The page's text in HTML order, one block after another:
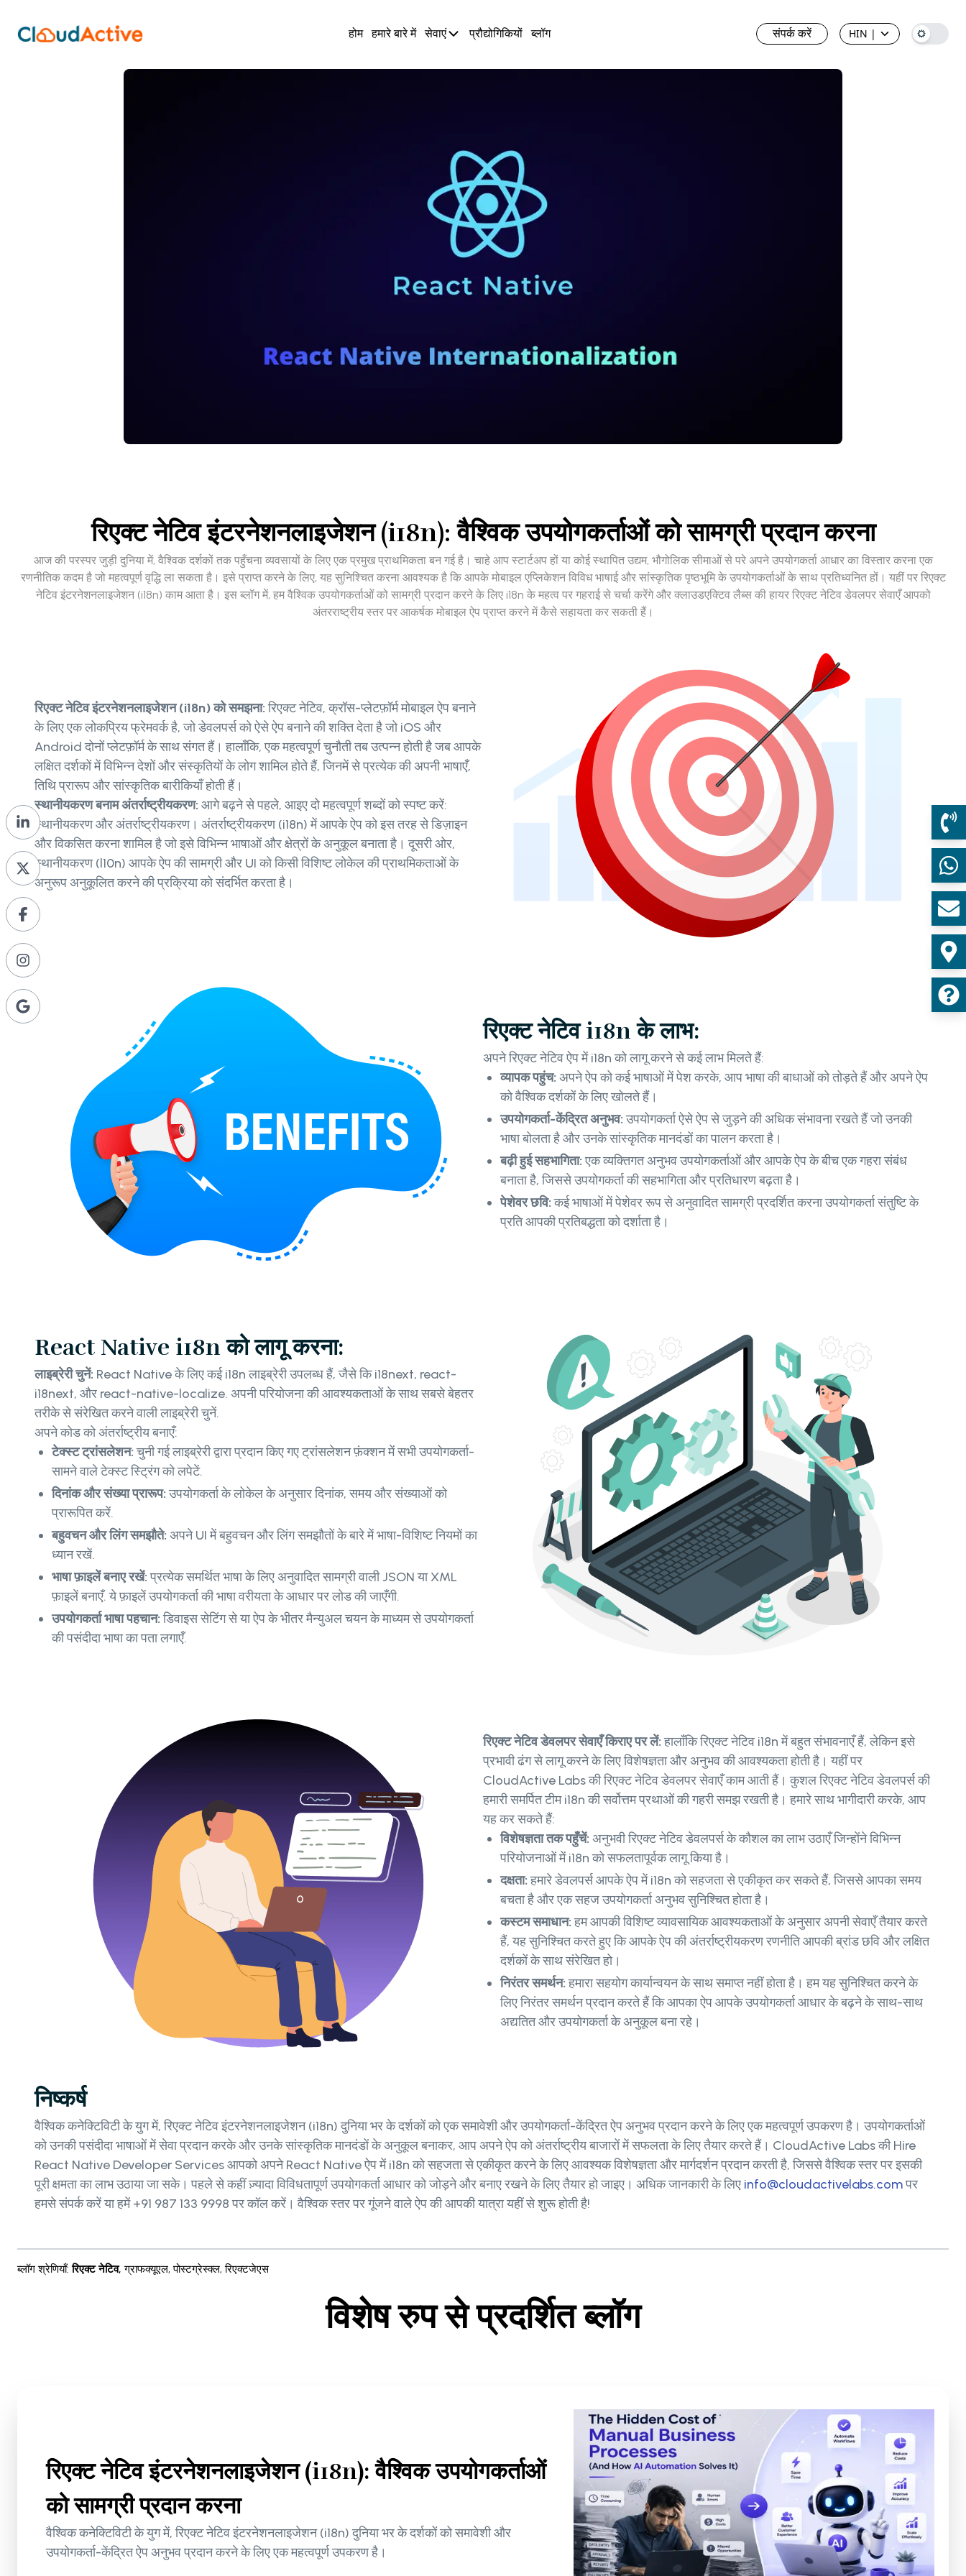
होम हमारे बारे में सेवाएं प्रौद्योगिकियों ब्लॉग संपर्क करें HIN |
रिएक्ट नेटिव इंटरनेशनलाइजेशन (i18n): वैश्विक उपयोगकर्ताओं को सामग्री प्रदान करना
आज की परस्पर जुड़ी दुनिया में, वैश्विक दर्शकों तक पहुँचना व्यवसायों के लिए एक प्रमुख प्राथमिकता बन गई है। चाहे आप स्टार्टअप हों या कोई स्थापित उद्यम, भौगोलिक सीमाओं से परे अपने उपयोगकर्ता आधार का विस्तार करना एक
रणनीतिक कदम है जो महत्वपूर्ण वृद्धि ला सकता है। इसे प्राप्त करने के लिए, यह सुनिश्चित करना आवश्यक है कि आपके मोबाइल एप्लिकेशन विविध भाषाई और सांस्कृतिक पृष्ठभूमि के उपयोगकर्ताओं के साथ प्रतिध्वनित हों। यहीं पर रिएक्ट
नेटिव इंटरनेशनलाइजेशन (i18n) काम आता है। इस ब्लॉग में, हम वैश्विक उपयोगकर्ताओं को सामग्री प्रदान करने के लिए i18n के महत्व पर गहराई से चर्चा करेंगे और क्लाउडएक्टिव लैब्स की हायर रिएक्ट नेटिव डेवलपर सेवाएँ आपको
अंतरराष्ट्रीय स्तर पर आकर्षक मोबाइल ऐप प्राप्त करने में कैसे सहायता कर सकती हैं।
रिएक्ट नेटिव इंटरनेशनलाइजेशन (i18n) को समझना:रिएक्ट नेटिव, क्रॉस-प्लेटफ़ॉर्म मोबाइल ऐप बनाने
के लिए एक लोकप्रिय फ्रेमवर्क है, जो डेवलपर्स को ऐसे ऐप बनाने की शक्ति देता है जो iOS और
Android दोनों प्लेटफ़ॉर्म के साथ संगत हैं। हालाँकि, एक महत्वपूर्ण चुनौती तब उत्पन्न होती है जब आपके
लक्षित दर्शकों में विभिन्न देशों और संस्कृतियों के लोग शामिल होते हैं, जिनमें से प्रत्येक की अपनी भाषाएँ,
तिथि प्रारूप और सांस्कृतिक बारीकियाँ होती हैं।
स्थानीयकरण बनाम अंतर्राष्ट्रीयकरण: आगे बढ़ने से पहले, आइए दो महत्वपूर्ण शब्दों को स्पष्ट करें:
स्थानीयकरण और अंतर्राष्ट्रीयकरण। अंतर्राष्ट्रीयकरण (i18n) में आपके ऐप को इस तरह से डिज़ाइन
और विकसित करना शामिल है जो इसे विभिन्न भाषाओं और क्षेत्रों के अनुकूल बनाता है। दूसरी ओर,
स्थानीयकरण (l10n) आपके ऐप की सामग्री और UI को किसी विशिष्ट लोकेल की प्राथमिकताओं के
अनुरूप अनुकूलित करने की प्रक्रिया को संदर्भित करता है।
रिएक्ट नेटिव i18n के लाभ:
अपने रिएक्ट नेटिव ऐप में i18n को लागू करने से कई लाभ मिलते हैं:
व्यापक पहुंच: अपने ऐप को कई भाषाओं में पेश करके, आप भाषा की बाधाओं को तोड़ते हैं और अपने ऐप
को वैश्विक दर्शकों के लिए खोलते हैं।
उपयोगकर्ता-केंद्रित अनुभव:उपयोगकर्ता ऐसे ऐप से जुड़ने की अधिक संभावना रखते हैं जो उनकी
भाषा बोलता है और उनके सांस्कृतिक मानदंडों का पालन करता है।
बढ़ी हुई सहभागिता:एक व्यक्तिगत अनुभव उपयोगकर्ताओं और आपके ऐप के बीच एक गहरा संबंध
बनाता है, जिससे उपयोगकर्ता की सहभागिता और प्रतिधारण बढ़ता है।
पेशेवर छवि:कई भाषाओं में पेशेवर रूप से अनुवादित सामग्री प्रदर्शित करना उपयोगकर्ता संतुष्टि के
प्रति आपकी प्रतिबद्धता को दर्शाता है।
React Native i18n को लागू करना:
लाइब्रेरी चुनें: React Native के लिए कई i18n लाइब्रेरी उपलब्ध हैं, जैसे कि i18next, react-
i18next, और react-native-localize. अपनी परियोजना की आवश्यकताओं के साथ सबसे बेहतर
तरीके से संरेखित करने वाली लाइब्रेरी चुनें.
अपने कोड को अंतर्राष्ट्रीय बनाएँ:
टेक्स्ट ट्रांसलेशन:चुनी गई लाइब्रेरी द्वारा प्रदान किए गए ट्रांसलेशन फ़ंक्शन में सभी उपयोगकर्ता-
सामने वाले टेक्स्ट स्ट्रिंग को लपेटें.
दिनांक और संख्या प्रारूप:उपयोगकर्ता के लोकेल के अनुसार दिनांक, समय और संख्याओं को
प्रारूपित करें.
बहुवचन और लिंग समझौते: अपने UI में बहुवचन और लिंग समझौतों के बारे में भाषा-विशिष्ट नियमों का
ध्यान रखें.
भाषा फ़ाइलें बनाए रखें:प्रत्येक समर्थित भाषा के लिए अनुवादित सामग्री वाली JSON या XML
फ़ाइलें बनाएँ. ये फ़ाइलें उपयोगकर्ता की भाषा वरीयता के आधार पर लोड की जाएँगी.
उपयोगकर्ता भाषा पहचान:डिवाइस सेटिंग से या ऐप के भीतर मैन्युअल चयन के माध्यम से उपयोगकर्ता
की पसंदीदा भाषा का पता लगाएँ.
रिएक्ट नेटिव डेवलपर सेवाएँ किराए पर लें:हालाँकि रिएक्ट नेटिव i18n में बहुत संभावनाएँ हैं, लेकिन इसे
प्रभावी ढंग से लागू करने के लिए विशेषज्ञता और अनुभव की आवश्यकता होती है। यहीं पर
CloudActive Labs की रिएक्ट नेटिव डेवलपर सेवाएँ काम आती हैं। कुशल रिएक्ट नेटिव डेवलपर्स की
हमारी समर्पित टीम i18n की सर्वोत्तम प्रथाओं की गहरी समझ रखती है। हमारे साथ भागीदारी करके, आप
यह कर सकते हैं:
विशेषज्ञता तक पहुँचें: अनुभवी रिएक्ट नेटिव डेवलपर्स के कौशल का लाभ उठाएँ जिन्होंने विभिन्न
परियोजनाओं में i18n को सफलतापूर्वक लागू किया है।
दक्षता:हमारे डेवलपर्स आपके ऐप में i18n को सहजता से एकीकृत कर सकते हैं, जिससे आपका समय
बचता है और एक सहज उपयोगकर्ता अनुभव सुनिश्चित होता है।
कस्टम समाधान:हम आपकी विशिष्ट व्यावसायिक आवश्यकताओं के अनुसार अपनी सेवाएँ तैयार करते
हैं, यह सुनिश्चित करते हुए कि आपके ऐप की अंतर्राष्ट्रीयकरण रणनीति आपकी ब्रांड छवि और लक्षित
दर्शकों के साथ संरेखित हो।
निरंतर समर्थन:हमारा सहयोग कार्यान्वयन के साथ समाप्त नहीं होता है। हम यह सुनिश्चित करने के
लिए निरंतर समर्थन प्रदान करते हैं कि आपका ऐप आपके उपयोगकर्ता आधार के बढ़ने के साथ-साथ
अद्यतित और उपयोगकर्ता के अनुकूल बना रहे।
निष्कर्ष
वैश्विक कनेक्टिविटी के युग में, रिएक्ट नेटिव इंटरनेशनलाइजेशन (i18n) दुनिया भर के दर्शकों को एक समावेशी और उपयोगकर्ता-केंद्रित ऐप अनुभव प्रदान करने के लिए एक महत्वपूर्ण उपकरण है। उपयोगकर्ताओं
को उनकी पसंदीदा भाषाओं में सेवा प्रदान करके और उनके सांस्कृतिक मानदंडों के अनुकूल बनाकर, आप अपने ऐप को अंतर्राष्ट्रीय बाजारों में सफलता के लिए तैयार करते हैं। CloudActive Labs की Hire
React Native Developer Services आपको अपने React Native ऐप में i18n को सहजता से एकीकृत करने के लिए आवश्यक विशेषज्ञता और मार्गदर्शन प्रदान करती है, जिससे वैश्विक स्तर पर इसकी
पूरी क्षमता का लाभ उठाया जा सके। पहले से कहीं ज़्यादा विविधतापूर्ण उपयोगकर्ता आधार को जोड़ने और बनाए रखने के लिए तैयार हो जाइए। अधिक जानकारी के लिए info@cloudactivelabs.comपर
हमसे संपर्क करें या हमें +91 987 133 9998 पर कॉल करें। वैश्विक स्तर पर गूंजने वाले ऐप की आपकी यात्रा यहीं से शुरू होती है!
ब्लॉग श्रेणियाँ: रिएक्ट नेटिव, ग्राफक्यूएल,पोस्टग्रेस्क्ल,रिएक्टजेएस
विशेष रुप से प्रदर्शित ब्लॉग
रिएक्ट नेटिव इंटरनेशनलाइजेशन (i18n): वैश्विक उपयोगकर्ताओं
को सामग्री प्रदान करना
वैश्विक कनेक्टिविटी के युग में, रिएक्ट नेटिव इंटरनेशनलाइजेशन (i18n) दुनिया भर के दर्शकों को समावेशी और
उपयोगकर्ता-केंद्रित ऐप अनुभव प्रदान करने के लिए एक महत्वपूर्ण उपकरण है।